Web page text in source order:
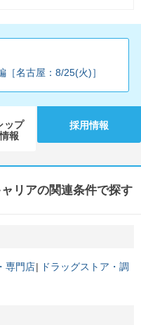
［名古屋：8/25(火)］
ップ
報
採用情報
リアの関連条件で探す
専門店
ドラッグストア・調